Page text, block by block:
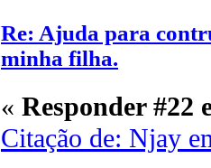
Re: Ajuda para
minha filha.
« Responder #22
Citação de: Njay